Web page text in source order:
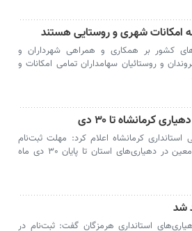
امکانات شهری و روستایی هستند
کشور بر همکاری و همراهی شهرداران و
و روستائیان سهامداران تمامی امکانات و
کرمانشاه اعلام کرد: مهلت ثبت‌نام
آزمون بکارگیری ۳۲ نیروی قرارداد کار معین در دهیاری‌های استان تا پایان ۳۰ دی ماه
شد
استانداری هرمزگان گفت: ثبت‌نام در